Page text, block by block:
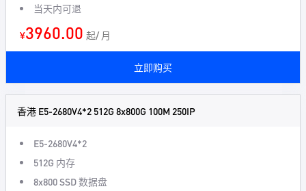
当天内可退
¥3960.00 起/ 月
立即购买
香港 E5-2680V4*2 512G 8x800G 100M 250IP
E5-2680V4*2
512G 内存
8x800 SSD 数据盘